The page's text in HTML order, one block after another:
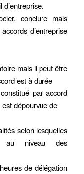
conclure mais
d’entreprise
mais il peut être
est à durée
par accord
est dépourvue de
selon lesquelles
au niveau des
de délégation